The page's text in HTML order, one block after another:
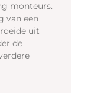
monteurs.
van een
uit
de